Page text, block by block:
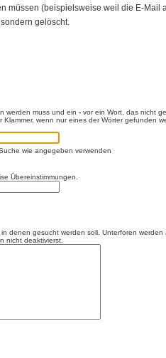
müssen (beispielsweise weil die E-Mail
gelöscht.
werden muss und ein - vor ein Wort, das nicht
Klammer, wenn nur eines der Wörter gefunden
wie angegeben verwenden
Übereinstimmungen.
denen gesucht werden soll. Unterforen
nicht deaktivierst.